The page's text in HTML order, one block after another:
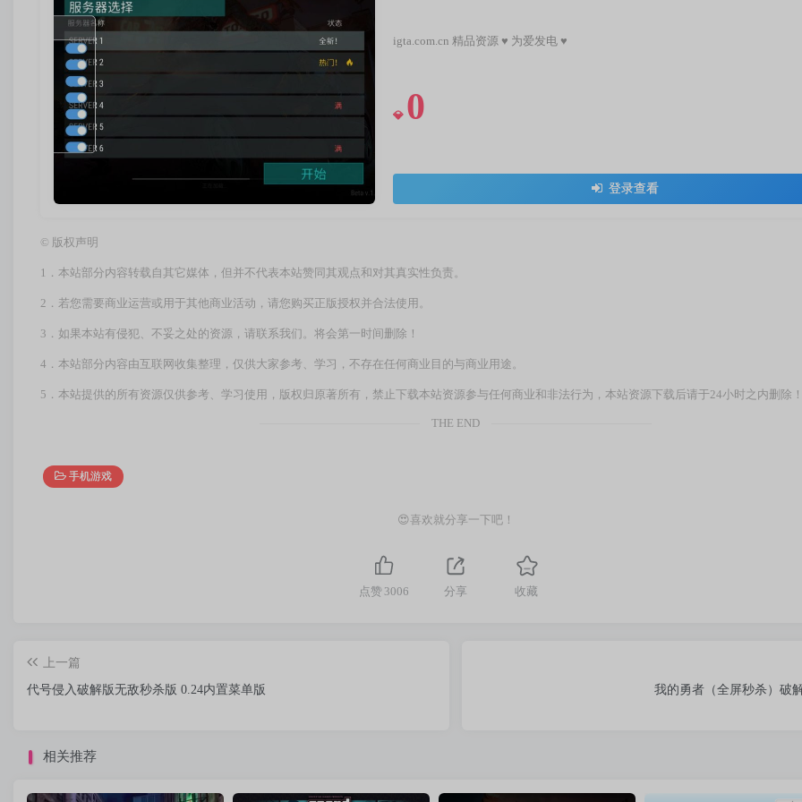
igta.com.cn 精品资源 ♥ 为爱发电 ♥
💎 0
登录查看
© 版权声明
1．本站部分内容转载自其它媒体，但并不代表本站赞同其观点和对其真实性负责。
2．若您需要商业运营或用于其他商业活动，请您购买正版授权并合法使用。
3．如果本站有侵犯、不妥之处的资源，请联系我们。将会第一时间删除！
4．本站部分内容由互联网收集整理，仅供大家参考、学习，不存在任何商业目的与商业用途。
5．本站提供的所有资源仅供参考、学习使用，版权归原著所有，禁止下载本站资源参与任何商业和非法行为，本站资源下载后请于24小时之内删除
THE END
手机游戏
😍喜欢就分享一下吧！
点赞3006 分享 收藏
上一篇
代号侵入破解版无敌秒杀版 0.24内置菜单版
我的勇者（全屏秒杀）破
相关推荐